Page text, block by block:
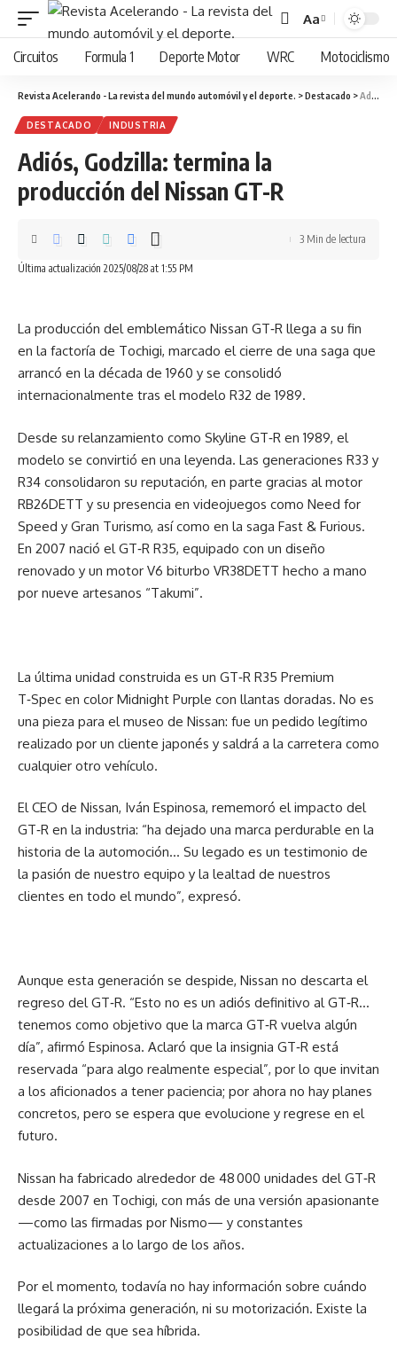
Cambiar
tamaño
fuente
Aa
Circuitos Formula 1 Deporte Motor WRC Motociclismo
Revista Acelerando - La revista del mundo automóvil y el deporte. >Destacado >Adiós, Godzilla: termina la producción del Nissan GT-R
DESTACADO INDUSTRIA
Adiós, Godzilla: termina la
producción del Nissan GT-R
Última actualización 2025/08/28 at 1:55 PM
3 Min de lectura
La producción del emblemático Nissan GT‑R llega a su fin
en la factoría de Tochigi, marcado el cierre de una saga que
arrancó en la década de 1960 y se consolidó
internacionalmente tras el modelo R32 de 1989.
Desde su relanzamiento como Skyline GT‑R en 1989, el
modelo se convirtió en una leyenda. Las generaciones R33 y
R34 consolidaron su reputación, en parte gracias al motor
RB26DETT y su presencia en videojuegos como Need for
Speed y Gran Turismo, así como en la saga Fast & Furious.
En 2007 nació el GT‑R R35, equipado con un diseño
renovado y un motor V6 biturbo VR38DETT hecho a mano
por nueve artesanos “Takumi”.
La última unidad construida es un GT‑R R35 Premium
T‑Spec en color Midnight Purple con llantas doradas. No es
una pieza para el museo de Nissan: fue un pedido legítimo
realizado por un cliente japonés y saldrá a la carretera como
cualquier otro vehículo.
El CEO de Nissan, Iván Espinosa, rememoró el impacto del
GT‑R en la industria: “ha dejado una marca perdurable en la
historia de la automoción… Su legado es un testimonio de
la pasión de nuestro equipo y la lealtad de nuestros
clientes en todo el mundo”, expresó.
Aunque esta generación se despide, Nissan no descarta el
regreso del GT‑R. “Esto no es un adiós definitivo al GT‑R…
tenemos como objetivo que la marca GT‑R vuelva algún
día”, afirmó Espinosa. Aclaró que la insignia GT‑R está
reservada “para algo realmente especial”, por lo que invitan
a los aficionados a tener paciencia; por ahora no hay planes
concretos, pero se espera que evolucione y regrese en el
futuro.
Nissan ha fabricado alrededor de 48 000 unidades del GT‑R
desde 2007 en Tochigi, con más de una versión apasionante
—como las firmadas por Nismo— y constantes
actualizaciones a lo largo de los años.
Por el momento, todavía no hay información sobre cuándo
llegará la próxima generación, ni su motorización. Existe la
posibilidad de que sea híbrida.